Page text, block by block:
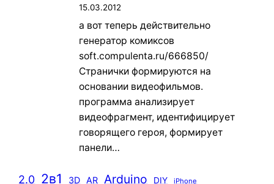
15.03.2012
а вот теперь действительно
генератор комиксов
soft.compulenta.ru/666850/
Странички формируются на
основании видеофильмов.
программа анализирует
видеофрагмент, идентифицирует
говорящего героя, формирует
панели…
2.0 2в1 3D AR Arduino DIY iPhone